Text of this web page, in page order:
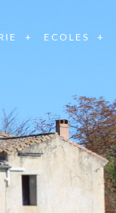
ECOLES